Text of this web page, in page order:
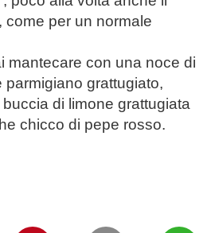
come per un normale
mantecare con una noce di
parmigiano grattugiato,
di limone grattugiata
chicco di pepe rosso.